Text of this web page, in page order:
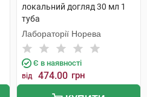
локальний догляд 30 мл 1
туба
Лабораторії Норева
Є в наявності
від 474.00 грн